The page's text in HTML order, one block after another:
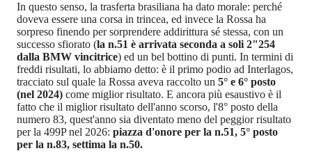
In questo senso, la trasferta brasiliana ha dato morale: perché
doveva essere una corsa in trincea, ed invece la Rossa ha
sorpreso finendo per sorprendere addirittura sé stessa, con un
successo sfiorato (la n.51 è arrivata seconda a soli 2"254
dalla BMW vincitrice) ed un bel bottino di punti. In termini di
freddi risultati, lo abbiamo detto: è il primo podio ad Interlagos,
tracciato sul quale la Rossa aveva raccolto un 5° e 6° posto
(nel 2024) come miglior risultato. E ancora più esaustivo è il
fatto che il miglior risultato dell'anno scorso, l'8° posto della
numero 83, quest'anno sia diventato meno del peggior risultato
per la 499P nel 2026: piazza d'onore per la n.51, 5° posto
per la n.83, settima la n.50.